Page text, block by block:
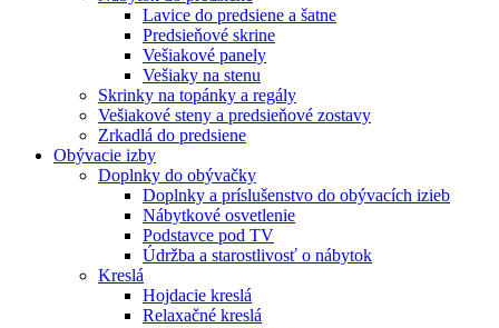
Lavice do predsiene a šatne
Predsieňové skrine
Vešiakové panely
Vešiaky na stenu
Skrinky na topánky a regály
Vešiakové steny a predsieňové zostavy
Zrkadlá do predsiene
Obývacie izby
Doplnky do obývačky
Doplnky a príslušenstvo do obývacích izieb
Nábytkové osvetlenie
Podstavce pod TV
Údržba a starostlivosť o nábytok
Kreslá
Hojdacie kreslá
Relaxačné kreslá